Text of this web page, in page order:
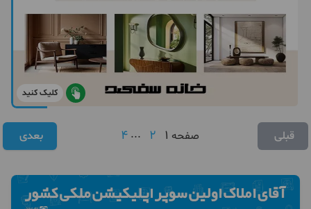
کلیک کنید
قبلی صفحه 1
2
...
4 بعدی